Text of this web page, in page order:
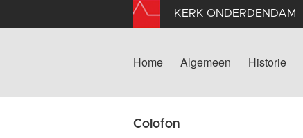
KERK ONDERDENDAM
Home Algemeen Historie
Colofon